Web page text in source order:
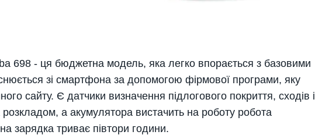
698 - ця бюджетна модель, яка легко впорається з базовими
зі смартфона за допомогою фірмової програми, яку
сайту. Є датчики визначення підлогового покриття, сходів і
а акумулятора вистачить на роботу робота
зарядка триває півтори години.